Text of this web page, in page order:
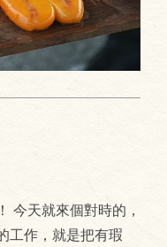
今天就來個對時的，
工作，就是把有瑕